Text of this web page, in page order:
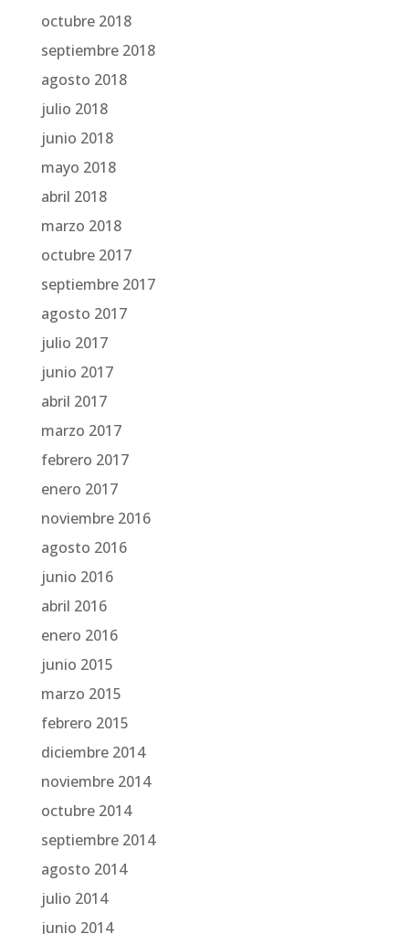
octubre 2018
septiembre 2018
agosto 2018
julio 2018
junio 2018
mayo 2018
abril 2018
marzo 2018
octubre 2017
septiembre 2017
agosto 2017
julio 2017
junio 2017
abril 2017
marzo 2017
febrero 2017
enero 2017
noviembre 2016
agosto 2016
junio 2016
abril 2016
enero 2016
junio 2015
marzo 2015
febrero 2015
diciembre 2014
noviembre 2014
octubre 2014
septiembre 2014
agosto 2014
julio 2014
junio 2014